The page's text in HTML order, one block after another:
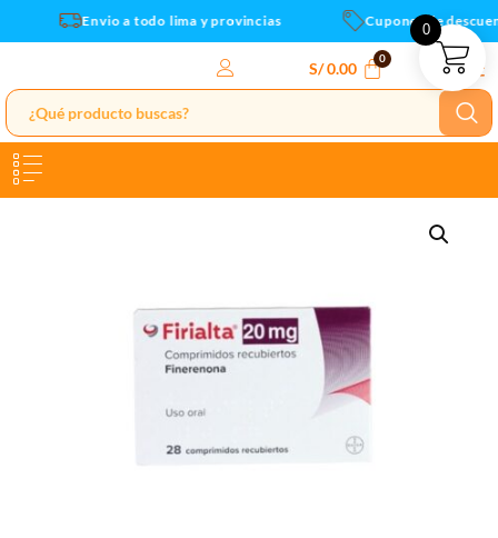
al
Envio a todo lima y provincias Cupones de
S/0.00
0
cantidad